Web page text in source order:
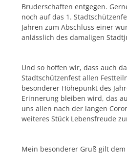
Bruderschaften entgegen.
noch auf das 1.
Jahren zum Abschluss einer
anlässlich des damaligen
Und so hoffen wir, dass auch
Stadtschützenfest allen
besonderer Höhepunkt des
Erinnerung bleiben wird, das
uns allen nach der langen
weiteres Stück Lebensfreude
Mein besonderer Gruß gilt